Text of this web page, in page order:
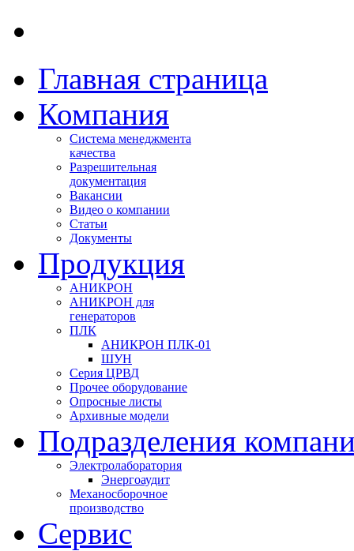
Главная страница
Компания
Система менеджмента
качества
Разрешительная
документация
Вакансии
Видео о компании
Статьи
Документы
Продукция
АНИКРОН
АНИКРОН для
генераторов
ПЛК
АНИКРОН ПЛК-01
ШУН
Серия ЦРВД
Прочее оборудование
Опросные листы
Архивные модели
Подразделения
Электролаборатория
Энергоаудит
Механосборочное
производство
Сервис